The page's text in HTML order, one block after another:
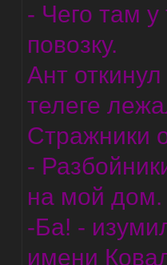
- Чего там
повозку.
Ант
телеге
Стражники
-
на мой дом.
-Ба! -
имени